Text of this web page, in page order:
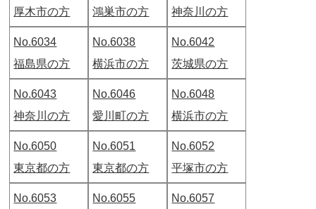
厚木市の方
鴻巣市の方
神奈川の方
No.6034
福島県の方
No.6038
横浜市の方
No.6042
茨城県の方
No.6043
神奈川の方
No.6046
愛川町の方
No.6048
横浜市の方
No.6050
東京都の方
No.6051
東京都の方
No.6052
平塚市の方
No.6053
No.6055
No.6057